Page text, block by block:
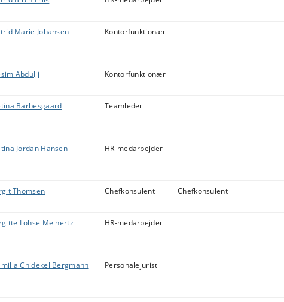
Marie Johansen Kontorfunktionær
Abdulji Kontorfunktionær
Barbesgaard Teamleder
Jordan Hansen HR-medarbejder
Thomsen Chefkonsulent Chefkonsulent
Lohse Meinertz HR-medarbejder
Chidekel Bergmann Personalejurist